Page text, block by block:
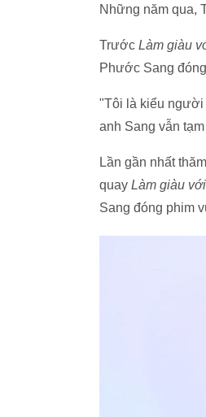
Những năm qua,
Trước Làm giàu
Phước Sang
"Tôi là kiểu người
anh Sang vẫn
Lần gần nhất
quay Làm giàu
Sang đóng phim